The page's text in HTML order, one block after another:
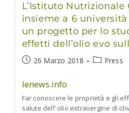
ricerca
dell’Istituto
Nutrizionale
Carapelli
onlus
L’Istituto Nutrizionale
insieme a 6
un progetto per lo
effetti dell’olio evo
Articolo26 Marzo 2018
Categoria
Press
lenews.info
Far conoscere le proprietà e gli
salute dell’ olio extravergine di